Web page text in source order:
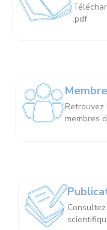
.pdf
Retrouvez
membres